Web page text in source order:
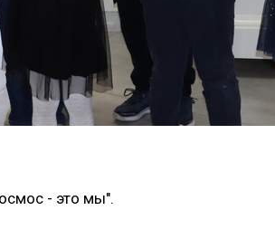
- это мы".
ОТПРАВИТЬ ЗАЯВКУ